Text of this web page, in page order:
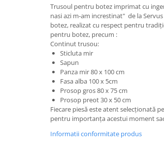
Trusoul pentru botez imprimat cu
nasi azi m-am increstinat" de la
botez, realizat cu respect pentru
pentru botez, precum :
Continut trusou:
Sticluta mir
Sapun
Panza mir 80 x 100 cm
Fasa alba 100 x 5cm
Prosop gros 80 x 75 cm
Prosop preot 30 x 50 cm
Fiecare piesă este atent selecționată
pentru importanța acestui moment
Informatii conformitate produs